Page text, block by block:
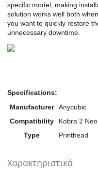
specific model, making
solution works well both
you want to quickly restore
unnecessary downtime.
Specifications:
Manufacturer
Anycubic
Compatibility
Kobra 2 Neo
Type
Printhead
Χαρακτηριστικά